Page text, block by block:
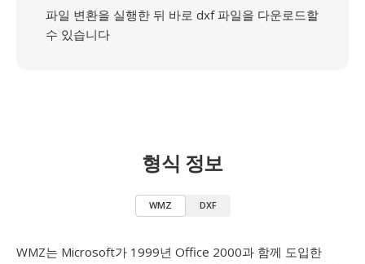
파일 변환을 실행한 뒤 바로 dxf 파일을 다운로드할
수 있습니다
형식 정보
WMZ DXF
WMZ는 Microsoft가 1999년 Office 2000과 함께 도입한